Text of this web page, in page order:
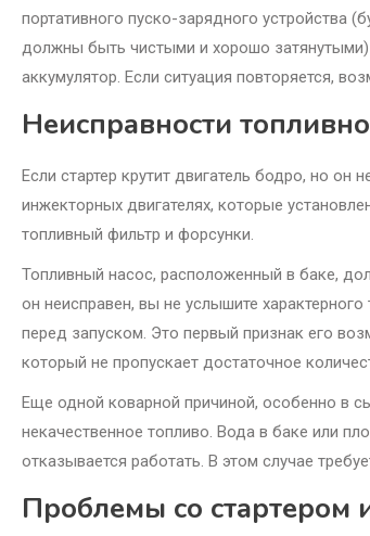
портативного пуско-зарядного устройства
должны быть чистыми и хорошо затянутыми)
аккумулятор. Если ситуация повторяется,
Неисправности
Если стартер крутит двигатель бодро, но он
инжекторных двигателях, которые
топливный фильтр и форсунки.
Топливный насос, расположенный в баке,
он неисправен, вы не услышите
перед запуском. Это первый признак его
который не пропускает достаточное
Еще одной коварной причиной, особенно в
некачественное топливо. Вода в баке или
отказывается работать. В этом случае
Проблемы со стартером